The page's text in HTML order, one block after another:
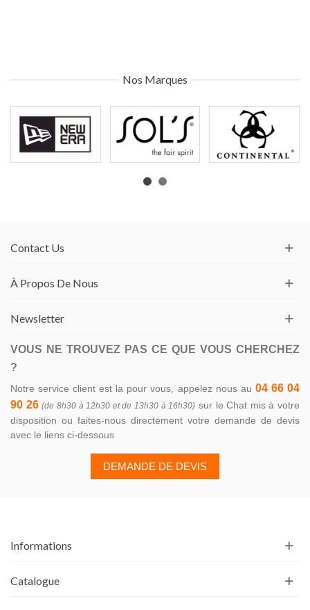
COFFEE
UP TO 60% OFF
Nos Marques
Contact Us
À Propos De Nous
Newsletter
VOUS NE TROUVEZ PAS CE QUE VOUS CHERCHEZ
?
Notre service client est la pour vous, appelez nous au 04 66 04
90 26 (de 8h30 à 12h30 et de 13h30 à 16h30) sur le Chat mis à votre
disposition ou faites-nous directement votre demande de devis
avec le liens ci-dessous
DEMANDE DE DEVIS
Informations
Catalogue